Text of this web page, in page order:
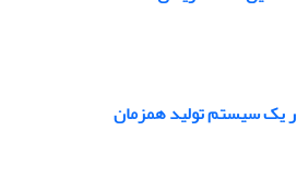
یک سیستم تولید هم­زمان